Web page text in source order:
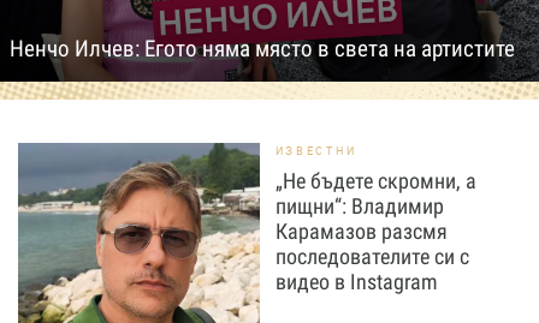
Ненчо Илчев: Егото няма място в света на артистите
ИЗВЕСТНИ
„Не бъдете скромни, а
пищни“: Владимир
Карамазов разсмя
последователите си с
видео в Instagram